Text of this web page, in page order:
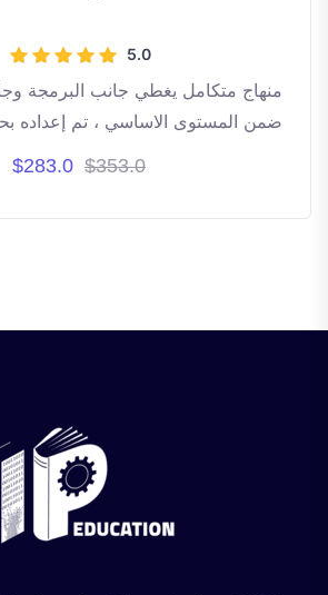
5.0
منهاج متكامل يغطي جانب البرمجة
ضمن المستوى الاساسي ، تم إعداده
$283.0 $353.0